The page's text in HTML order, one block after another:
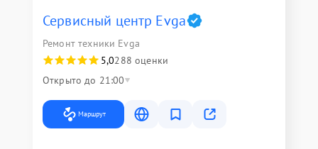
Сервисный центр Evga
Ремонт техники Evga
5,0288 оценки
Открыто до 21:00
Маршрут